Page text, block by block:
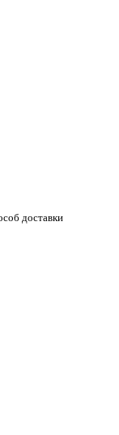
доставки